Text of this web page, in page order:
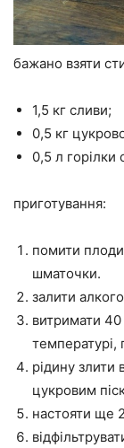
бажано взяти
1,5 кг сливи;
0,5 кг
0,5 л горілки
приготування:
помити
шматочки.
залити
витримати 40
температурі,
рідину злити
цукровим
настояти ще